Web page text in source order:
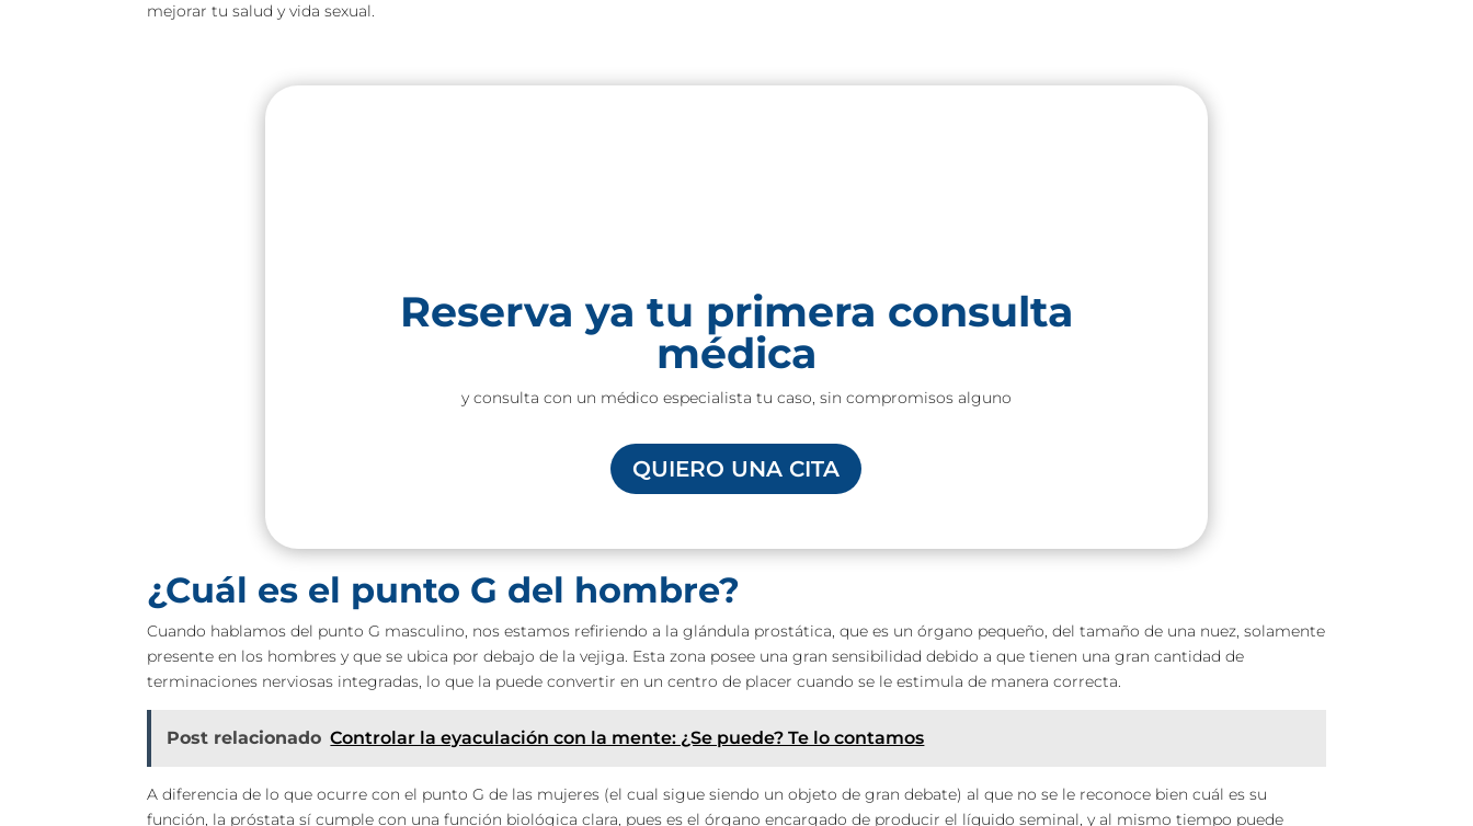
mejorar tu salud y vida sexual.
Reserva ya tu primera consulta
médica
y consulta con un médico especialista tu caso, sin compromisos alguno
QUIERO UNA CITA
¿Cuál es el punto G del hombre?
Cuando hablamos del punto G masculino, nos estamos refiriendo a la glándula prostática, que es un órgano pequeño, del tamaño de una nuez, solamente
presente en los hombres y que se ubica por debajo de la vejiga. Esta zona posee una gran sensibilidad debido a que tienen una gran cantidad de
terminaciones nerviosas integradas, lo que la puede convertir en un centro de placer cuando se le estimula de manera correcta.
Post relacionado Controlar la eyaculación con la mente: ¿Se puede? Te lo contamos
A diferencia de lo que ocurre con el punto G de las mujeres (el cual sigue siendo un objeto de gran debate) al que no se le reconoce bien cuál es su
función, la próstata sí cumple con una función biológica clara, pues es el órgano encargado de producir el líquido seminal, y al mismo tiempo puede